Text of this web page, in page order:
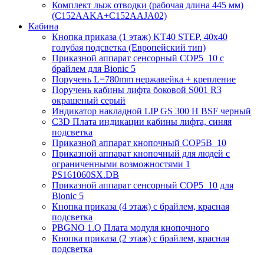
Комплект лыж отводки (рабочая длина 445 мм)
(C152AAKA+C152AAJA02)
Кабина
Кнопка приказа (1 этаж) KT40 STEP, 40х40
голубая подсветка (Европейский тип)
Приказной аппарат сенсорный COP5_10 с
брайлем для Bionic 5
Поручень L=780mm нержавейка + крепление
Поручень кабины лифта боковой S001 R3
окрашеный серый
Индикатор накладной LIP GS 300 H BSF черный
C3D Плата индикации кабины лифта, синяя
подсветка
Приказной аппарат кнопочный COP5B_10
Приказной аппарат кнопочный для людей с
ограниченными возможностями 1
PS161060SX.DB
Приказной аппарат сенсорный COP5_10 для
Bionic 5
Кнопка приказа (4 этаж) с брайлем, красная
подсветка
PBGNO 1.Q Плата модуля кнопочного
Кнопка приказа (2 этаж) с брайлем, красная
подсветка